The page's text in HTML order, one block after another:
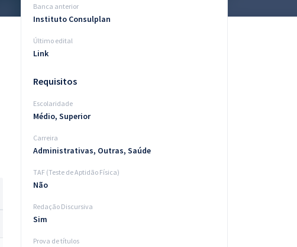
Banca anterior
Instituto Consulplan
Último edital
Link
Requisitos
Escolaridade
Médio, Superior
Carreira
Administrativas, Outras, Saúde
TAF (Teste de Aptidão Física)
Não
Redação Discursiva
Sim
Prova de títulos